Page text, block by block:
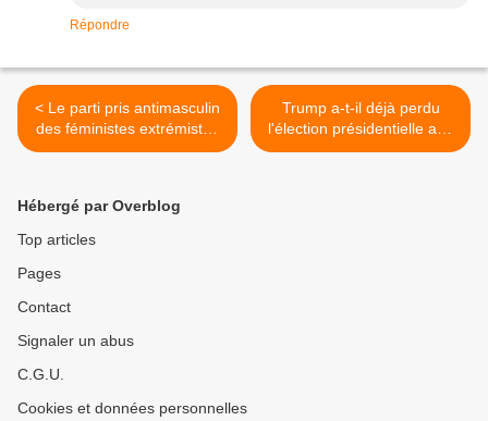
Répondre
< Le parti pris antimasculin
des féministes extrémistes
contre Gérald Darmanin .
Trump a-t-il déjà perdu
l'élection présidentielle aux
USA ? >
Hébergé par Overblog
Top articles
Pages
Contact
Signaler un abus
C.G.U.
Cookies et données personnelles